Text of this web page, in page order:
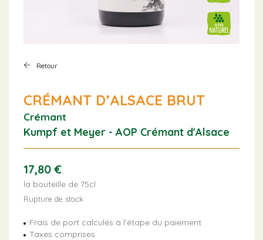
Retour
CRÉMANT D’ALSACE BRUT
Crémant
Kumpf et Meyer - AOP Crémant d'Alsace
17,80€
la bouteille de 75cl
Rupture de stock
Frais de port calculés à l'étape du paiement
Taxes comprises